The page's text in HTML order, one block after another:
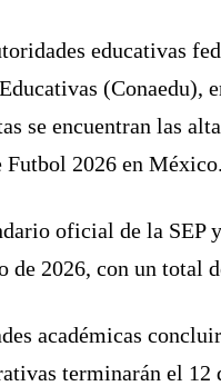
educativas
(Conaedu),
se encuentran las
2026 en México.
oficial de la
2026, con un total
académicas
terminarán el